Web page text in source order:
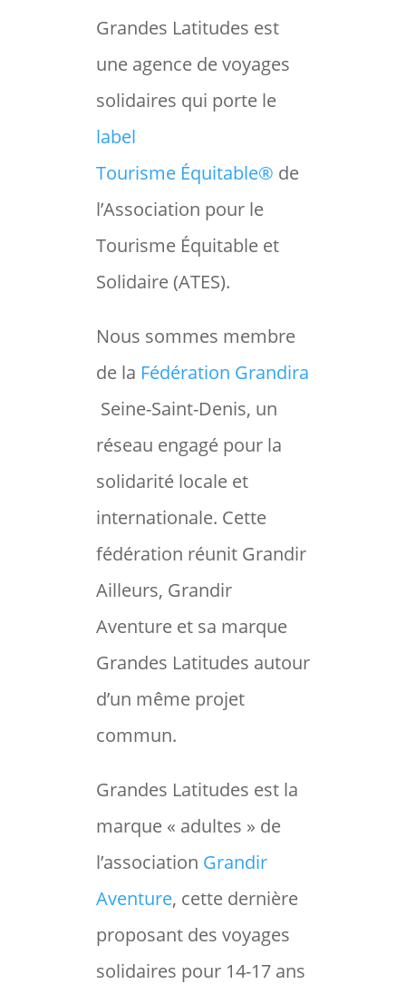
Grandes Latitudes est
une agence de voyages
solidaires qui porte le
label
Tourisme Équitable® de
l’Association pour le
Tourisme Équitable et
Solidaire (ATES).
Nous sommes membre
de la Fédération Grandira
Seine-Saint-Denis, un
réseau engagé pour la
solidarité locale et
internationale. Cette
fédération réunit Grandir
Ailleurs, Grandir
Aventure et sa marque
Grandes Latitudes autour
d’un même projet
commun.
Grandes Latitudes est la
marque « adultes » de
l’association Grandir
Aventure, cette dernière
proposant des voyages
solidaires pour 14-17 ans